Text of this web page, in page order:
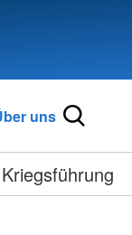
uns